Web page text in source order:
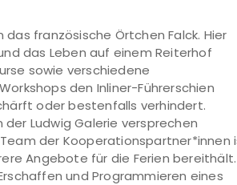
französische Örtchen Falck. Hier
das Leben auf einem Reiterhof
sowie verschiedene
den Inliner-Führerschien
oder bestenfalls verhindert.
Ludwig Galerie versprechen
der Kooperationspartner*innen
Angebote für die Ferien bereithält.
und Programmieren eines